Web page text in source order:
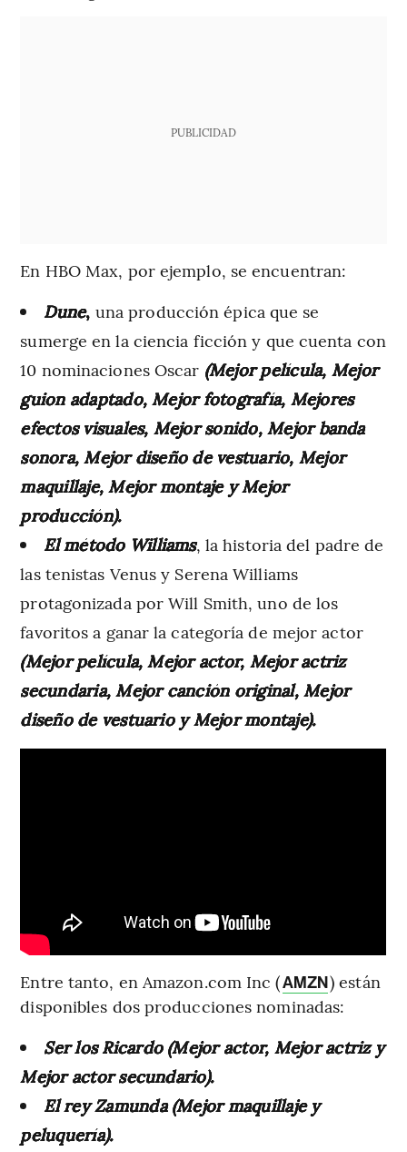
PUBLICIDAD
En HBO Max, por ejemplo, se encuentran:
Dune, una producción épica que se
sumerge en la ciencia ficción y que cuenta con
10 nominaciones Oscar (Mejor película, Mejor
guion adaptado, Mejor fotografía, Mejores
efectos visuales, Mejor sonido, Mejor banda
sonora, Mejor diseño de vestuario, Mejor
maquillaje, Mejor montaje y Mejor
producción).
El método Williams, la historia del padre de
las tenistas Venus y Serena Williams
protagonizada por Will Smith, uno de los
favoritos a ganar la categoría de mejor actor
(Mejor película, Mejor actor, Mejor actriz
secundaria, Mejor canción original, Mejor
diseño de vestuario y Mejor montaje).
Entre tanto, en Amazon.com Inc (AMZN) están
disponibles dos producciones nominadas:
Ser los Ricardo (Mejor actor, Mejor actriz y
Mejor actor secundario).
El rey Zamunda (Mejor maquillaje y
peluquería).